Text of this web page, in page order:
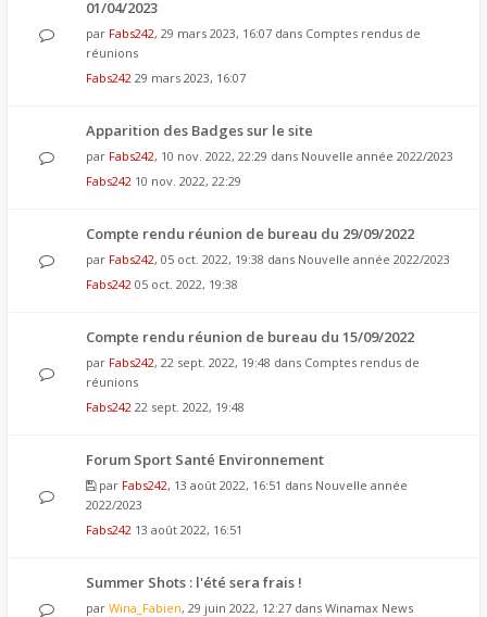
01/04/2023
par Fabs242, 29 mars 2023, 16:07 dans Comptes rendus de
réunions
Fabs242 29 mars 2023, 16:07
Apparition des Badges sur le site
par Fabs242, 10 nov. 2022, 22:29 dans Nouvelle année 2022/2023
Fabs242 10 nov. 2022, 22:29
Compte rendu réunion de bureau du 29/09/2022
par Fabs242, 05 oct. 2022, 19:38 dans Nouvelle année 2022/2023
Fabs242 05 oct. 2022, 19:38
Compte rendu réunion de bureau du 15/09/2022
par Fabs242, 22 sept. 2022, 19:48 dans Comptes rendus de
réunions
Fabs242 22 sept. 2022, 19:48
Forum Sport Santé Environnement
par Fabs242, 13 août 2022, 16:51 dans Nouvelle année
2022/2023
Fabs242 13 août 2022, 16:51
Summer Shots : l'été sera frais !
par Wina_Fabien, 29 juin 2022, 12:27 dans Winamax News